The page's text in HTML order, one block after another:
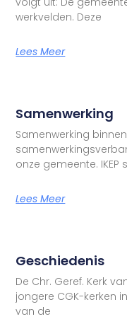
werkvelden. Deze
Lees Meer
Samenwerking
Samenwerking binnen
onze gemeente. IKEP
Lees Meer
Geschiedenis
De Chr. Geref. Kerk
jongere CGK-kerken
van de